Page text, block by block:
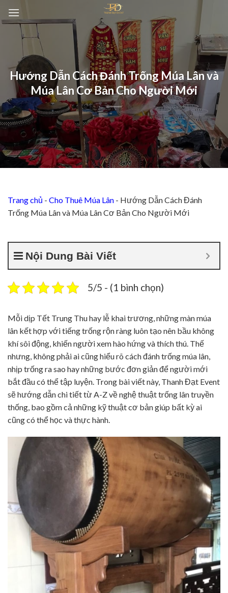
đến
Hướng Dẫn Cách Đánh Trống Múa Lân và
Múa Lân Cơ Bản Cho Người Mới
Trang chủ - Cho Thuê Múa Lân - Hướng Dẫn Cách Đánh
Trống Múa Lân và Múa Lân Cơ Bản Cho Người Mới
Nội Dung Bài Viết
5/5 - (1 bình chọn)
Mỗi dịp Tết Trung Thu hay lễ khai trương, những màn múa
lân kết hợp với tiếng trống rộn ràng luôn tạo nên bầu không
khí sôi động, khiến người xem hào hứng và thích thú. Thế
nhưng, không phải ai cũng hiểu rõ cách đánh trống múa lân,
nhịp trống ra sao hay những bước đơn giản để người mới
bắt đầu có thể tập luyện. Trong bài viết này, Thanh Đạt Event
sẽ hướng dẫn chi tiết từ A-Z về nghệ thuật trống lân truyền
thống, bao gồm cả những kỹ thuật cơ bản giúp bất kỳ ai
cũng có thể học và thực hành.